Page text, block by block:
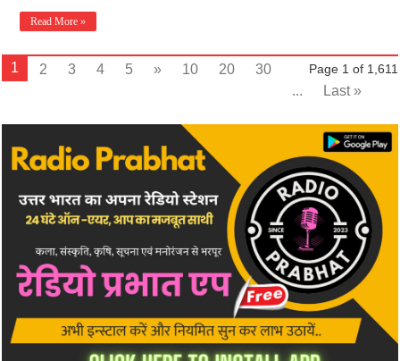
Read More »
Page 1 of 1,611
1 2 3 4 5 » 10 20
30
...
Last »